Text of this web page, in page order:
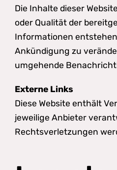
Die Inhalte dieser
oder Qualität der
Informationen
Ankündigung zu
umgehende
Externe Links
Diese Website enthält
jeweilige Anbieter
Rechtsverletzungen